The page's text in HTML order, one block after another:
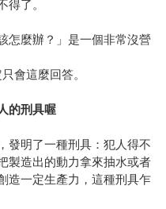
得了。
怎麼辦？」是一個非常沒營
會這麼回答。
的刑具喔
發明了一種刑具：犯人得不
製造出的動力拿來抽水或者
造一定生產力，這種刑具乍